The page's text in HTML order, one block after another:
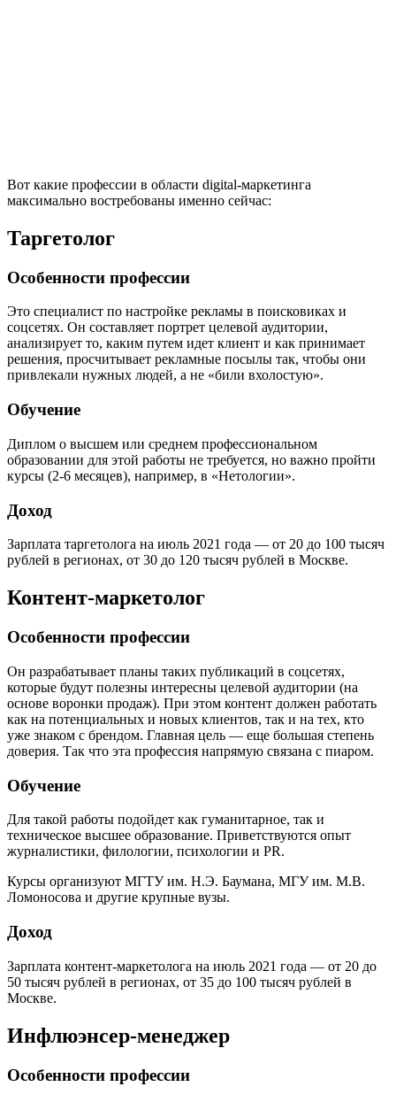
Вот какие профессии в области digital-маркетинга
максимально востребованы именно сейчас:
Таргетолог
Особенности профессии
Это специалист по настройке рекламы в поисковиках и
соцсетях. Он составляет портрет целевой аудитории,
анализирует то, каким путем идет клиент и как принимает
решения, просчитывает рекламные посылы так, чтобы они
привлекали нужных людей, а не «били вхолостую».
Обучение
Диплом о высшем или среднем профессиональном
образовании для этой работы не требуется, но важно пройти
курсы (2-6 месяцев), например, в «Нетологии».
Доход
Зарплата таргетолога на июль 2021 года — от 20 до 100 тысяч
рублей в регионах, от 30 до 120 тысяч рублей в Москве.
Контент-маркетолог
Особенности профессии
Он разрабатывает планы таких публикаций в соцсетях,
которые будут полезны интересны целевой аудитории (на
основе воронки продаж). При этом контент должен работать
как на потенциальных и новых клиентов, так и на тех, кто
уже знаком с брендом. Главная цель — еще большая степень
доверия. Так что эта профессия напрямую связана с пиаром.
Обучение
Для такой работы подойдет как гуманитарное, так и
техническое высшее образование. Приветствуются опыт
журналистики, филологии, психологии и PR.
Курсы организуют МГТУ им. Н.Э. Баумана, МГУ им. М.В.
Ломоносова и другие крупные вузы.
Доход
Зарплата контент-маркетолога на июль 2021 года — от 20 до
50 тысяч рублей в регионах, от 35 до 100 тысяч рублей в
Москве.
Инфлюэнсер-менеджер
Особенности профессии